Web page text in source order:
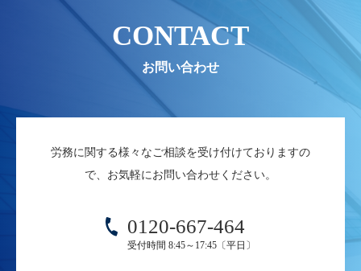
CONTACT
労務に関する様々なご相談を受け付けておりますの
で、お気軽にお問い合わせください。
0120-667-464
受付時間 8:45～17:45〔平日〕